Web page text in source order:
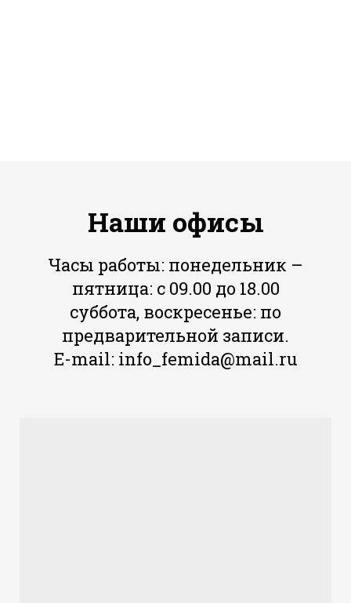
Наши офисы
Часы работы: понедельник –
пятница: с 09.00 до 18.00
суббота, воскресенье: по
предварительной записи.
E-mail: info_femida@mail.ru